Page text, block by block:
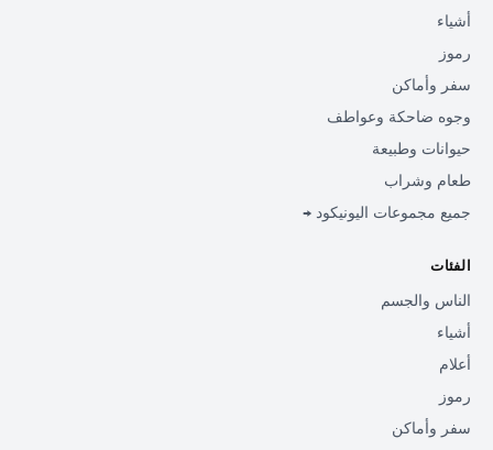
أشياء
رموز
سفر وأماكن
وجوه ضاحكة وعواطف
حيوانات وطبيعة
طعام وشراب
جميع مجموعات اليونيكود →
الفئات
الناس والجسم
أشياء
أعلام
رموز
سفر وأماكن